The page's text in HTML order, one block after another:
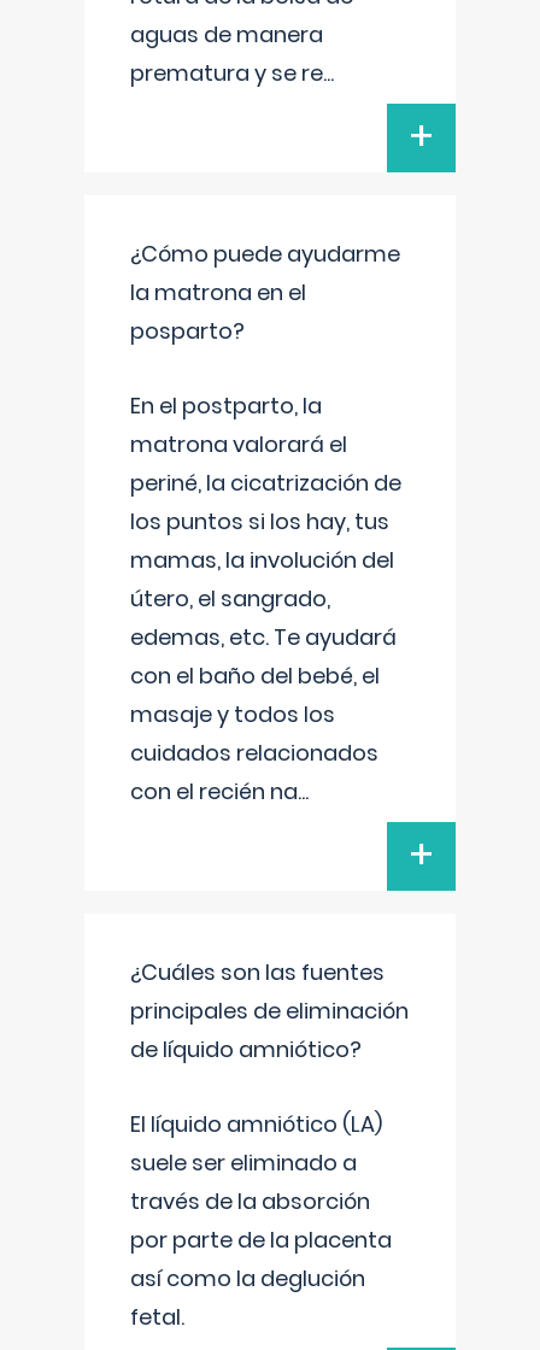
aguas de manera
prematura y se re...
+
¿Cómo puede ayudarme
la matrona en el
posparto?
En el postparto, la
matrona valorará el
periné, la cicatrización de
los puntos si los hay, tus
mamas, la involución del
útero, el sangrado,
edemas, etc. Te ayudará
con el baño del bebé, el
masaje y todos los
cuidados relacionados
con el recién na...
+
¿Cuáles son las fuentes
principales de eliminación
de líquido amniótico?
El líquido amniótico (LA)
suele ser eliminado a
través de la absorción
por parte de la placenta
así como la deglución
fetal.